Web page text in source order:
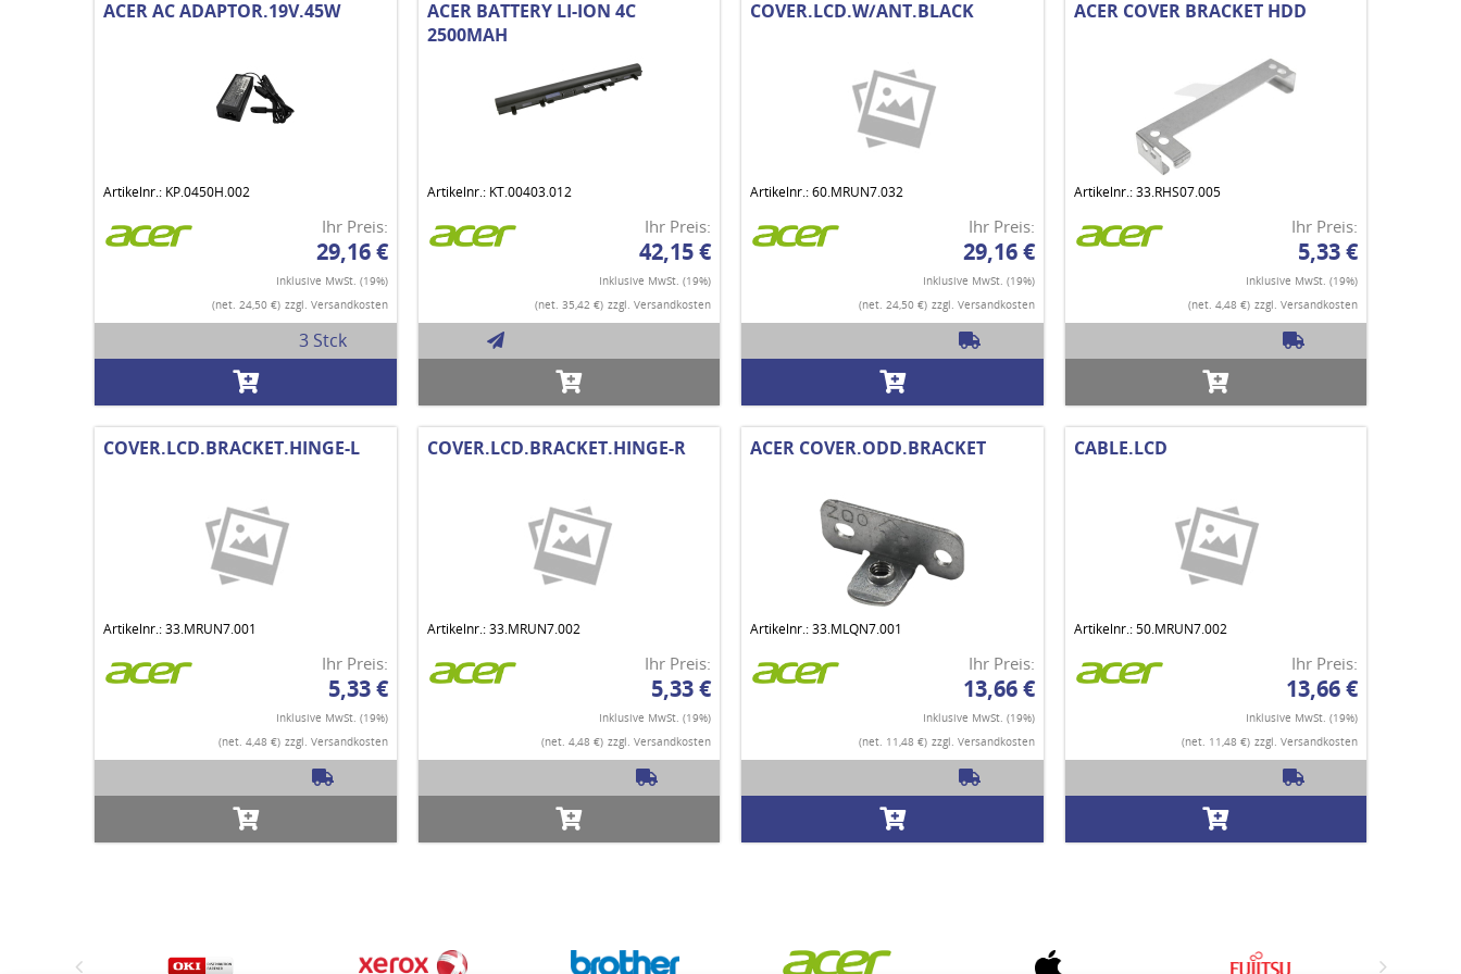
ACER AC ADAPTOR.19V.45W
Artikelnr.: KP.0450H.002
Ihr Preis:
29,16 €
Inklusive MwSt. (19%)
(net. 24,50 €) zzgl. Versandkosten
3 Stck
ACER BATTERY LI-ION 4C
2500MAH
Artikelnr.: KT.00403.012
Ihr Preis:
42,15 €
Inklusive MwSt. (19%)
(net. 35,42 €) zzgl. Versandkosten
COVER.LCD.W/ANT.BLACK
Artikelnr.: 60.MRUN7.032
Ihr Preis:
29,16 €
Inklusive MwSt. (19%)
(net. 24,50 €) zzgl. Versandkosten
ACER COVER BRACKET HDD
Artikelnr.: 33.RHS07.005
Ihr Preis:
5,33 €
Inklusive MwSt. (19%)
(net. 4,48 €) zzgl. Versandkosten
COVER.LCD.BRACKET.HINGE-L
Artikelnr.: 33.MRUN7.001
Ihr Preis:
5,33 €
Inklusive MwSt. (19%)
(net. 4,48 €) zzgl. Versandkosten
COVER.LCD.BRACKET.HINGE-R
Artikelnr.: 33.MRUN7.002
Ihr Preis:
5,33 €
Inklusive MwSt. (19%)
(net. 4,48 €) zzgl. Versandkosten
ACER COVER.ODD.BRACKET
Artikelnr.: 33.MLQN7.001
Ihr Preis:
13,66 €
Inklusive MwSt. (19%)
(net. 11,48 €) zzgl. Versandkosten
CABLE.LCD
Artikelnr.: 50.MRUN7.002
Ihr Preis:
13,66 €
Inklusive MwSt. (19%)
(net. 11,48 €) zzgl. Versandkosten